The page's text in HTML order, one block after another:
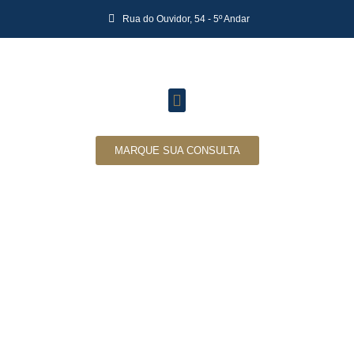
Rua do Ouvidor, 54 - 5º Andar
MARQUE SUA CONSULTA